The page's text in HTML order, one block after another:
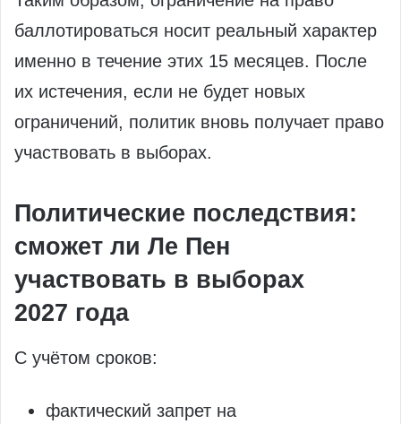
баллотироваться носит реальный характер
именно в течение этих 15 месяцев. После
их истечения, если не будет новых
ограничений, политик вновь получает право
участвовать в выборах.
Политические последствия:
сможет ли Ле Пен
участвовать в выборах
2027 года
С учётом сроков:
фактический запрет на